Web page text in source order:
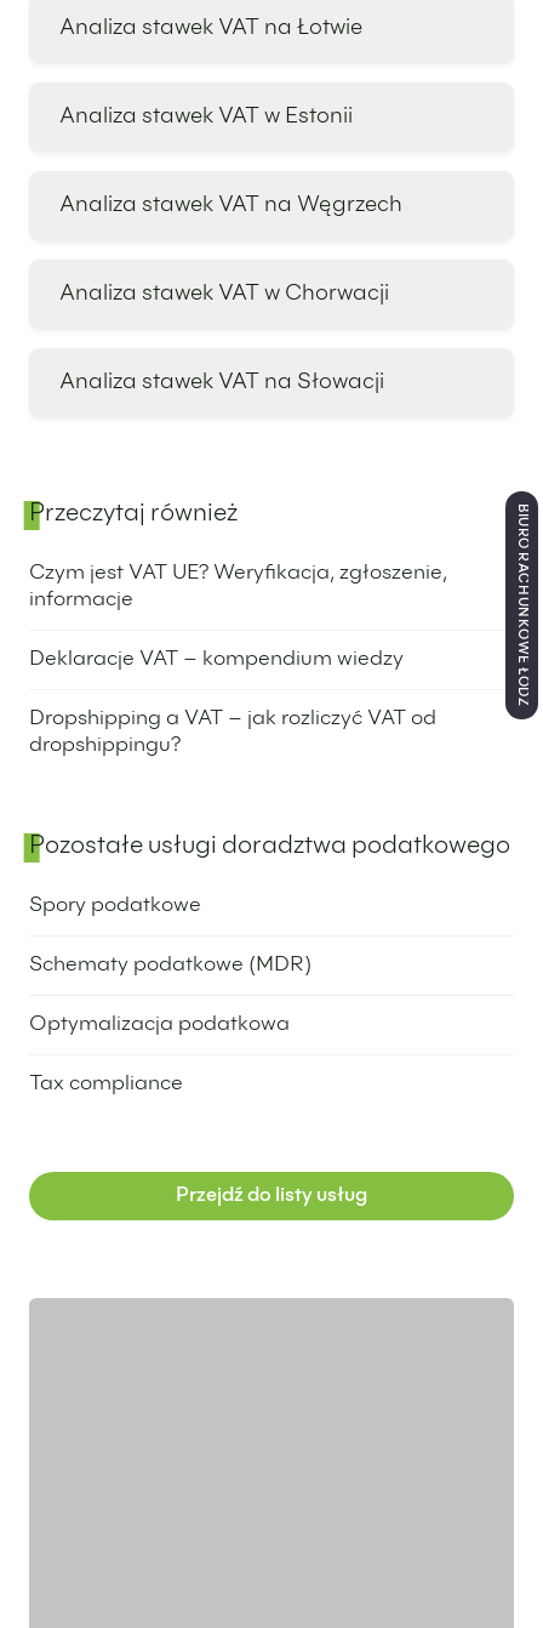
Analiza stawek VAT na Łotwie
Analiza stawek VAT w Estonii
Analiza stawek VAT na Węgrzech
Analiza stawek VAT w Chorwacji
Analiza stawek VAT na Słowacji
Panel boczny
Przeczytaj również
Czym jest VAT UE? Weryfikacja, zgłoszenie,
informacje
Deklaracje VAT – kompendium wiedzy
Dropshipping a VAT – jak rozliczyć VAT od
dropshippingu?
Pozostałe usługi doradztwa podatkowego
Spory podatkowe
Schematy podatkowe (MDR)
Optymalizacja podatkowa
Tax compliance
Przejdź do listy usług
BIURO RACHUNKOWE ŁÓDŹ